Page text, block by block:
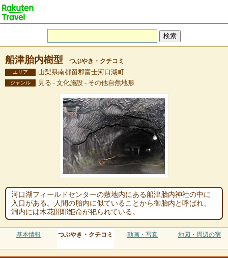
船津胎内樹型 つぶやき・クチコミ
エリア 山梨県南都留郡富士河口湖町
ジャンル 見る - 文化施設 - その他自然地形
河口湖フィールドセンターの敷地内にある船津胎内神社の中に
入口がある。人間の胎内に似ていることから御胎内と呼ばれ、
洞内には木花開耶姫命が祀られている。
基本情報 つぶやき・クチコミ 動画・写真 地図・周辺の宿